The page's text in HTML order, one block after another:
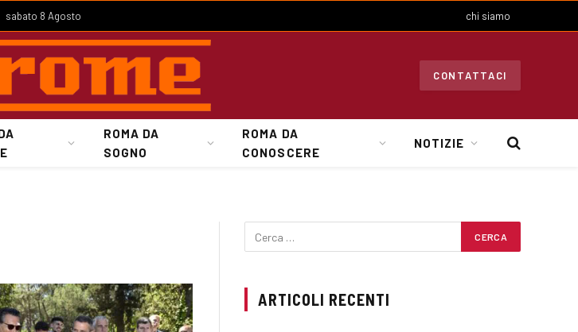
sabato 8 Agosto chi siamo
CONTATTACI
ROMA DA
SOGNO
ROMA DA
CONOSCERE
NOTIZIE
ARTICOLI RECENTI